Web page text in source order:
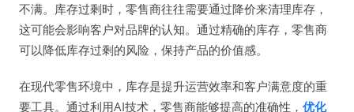
不满。库存过剩时，零售商往往需要通过降价来清理库存，
这可能会影响客户对品牌的认知。通过精确的库存，零售商
可以降低库存过剩的风险，保持产品的价值感。
在现代零售环境中，库存是提升运营效率和客户满意度的重
要工具。通过利用AI技术，零售商能够提高的准确性， 优化